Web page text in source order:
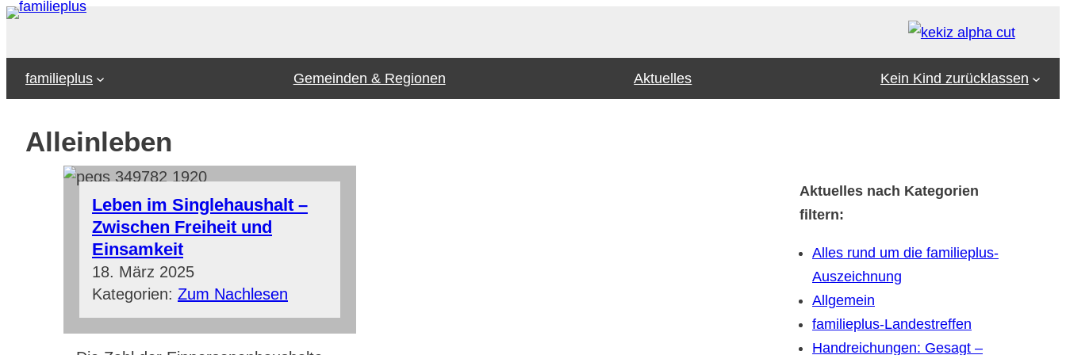
Zum
familieplus
Gemeinden & Regionen Aktuelles Kein Kind zurücklassen
Alleinleben
Leben im Singlehaushalt –
Zwischen Freiheit und
Einsamkeit
18. März 2025
Kategorien: Zum Nachlesen
Aktuelles nach Kategorien
filtern:
Alles rund um die familieplus-
Auszeichnung
Allgemein
familieplus-Landestreffen
Handreichungen: Gesagt –